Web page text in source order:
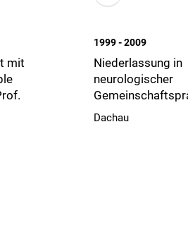
mit
1999 - 2009
Niederlassung in
neurologischer
Dachau